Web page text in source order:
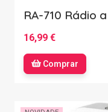
RA-710 Rádio
16,99 €
Comprar